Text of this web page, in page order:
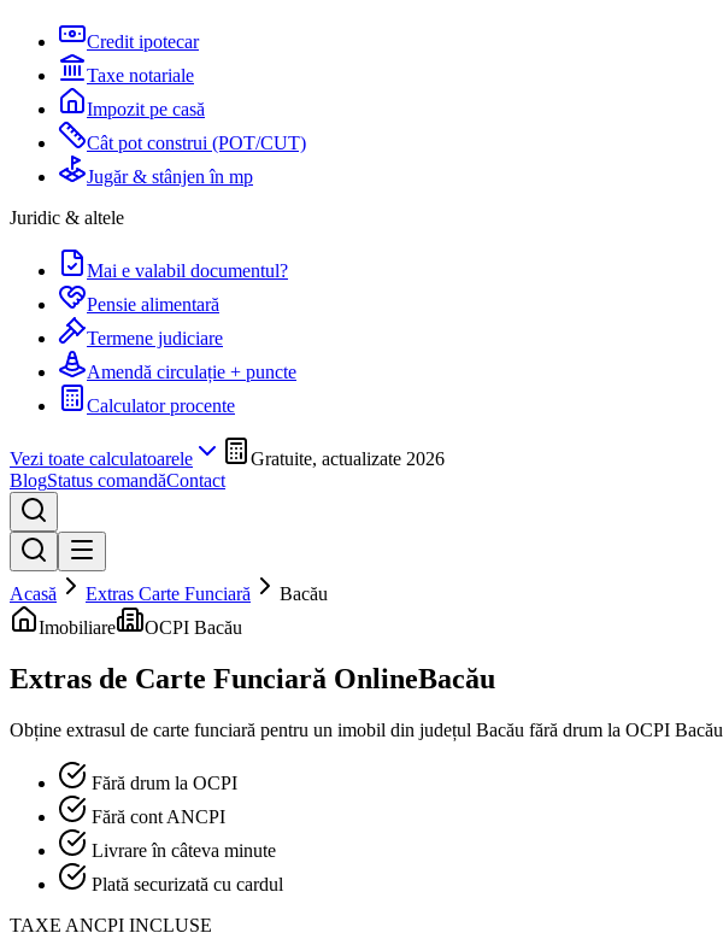
Credit ipotecar
Taxe notariale
Impozit pe casă
Cât pot construi (POT/CUT)
Jugăr & stânjen în mp
Juridic & altele
Mai e valabil documentul?
Pensie alimentară
Termene judiciare
Amendă circulație + puncte
Calculator procente
Vezi toate calculatoarele
Gratuite, actualizate 2026
BlogStatus comandăContact
Acasă Extras Carte Funciară
Bacău
Imobiliare
OCPI Bacău
Extras de Carte Funciară OnlineBacău
Obține extrasul de carte funciară pentru un imobil din județul Bacău fără drum la OCPI Bacău
Fără drum la OCPI
Fără cont ANCPI
Livrare în câteva minute
Plată securizată cu cardul
TAXE ANCPI INCLUSE